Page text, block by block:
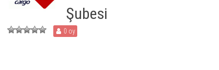
Şubesi
0 oy